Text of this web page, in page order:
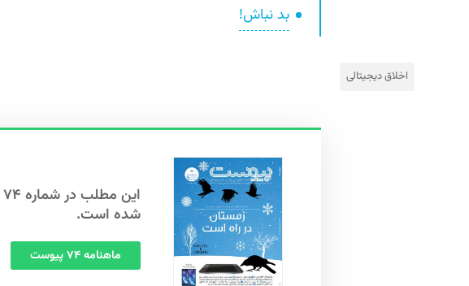
بد نباش!
اخلاق دیجیتالی
شده است.
ماهنامه ۷۴ پیوست